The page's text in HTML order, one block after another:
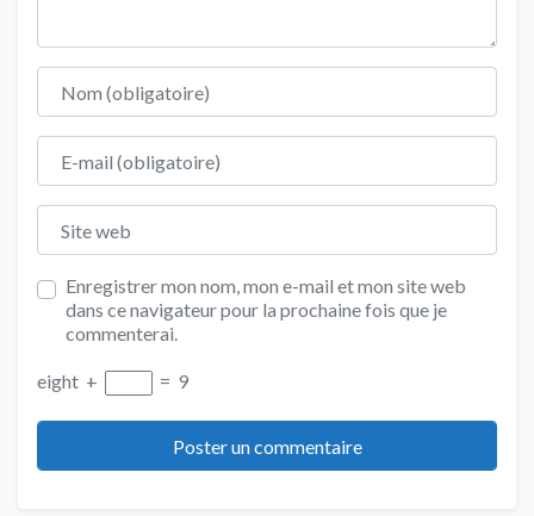
Nom
E-mail
Site web
Enregistrer mon nom, mon e-mail et mon site web
dans ce navigateur pour la prochaine fois que je
commenterai.
eight + = 9